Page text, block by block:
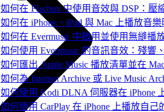
如何在 Flacbox 中使用音效與 DSP：壓
如何在 iPhone、iPad 與 Mac 上播放音
如何在 Evermusic 中啟用並使用無縫播
如何使用 Evermusic 的音訊音效：殘
如何匯出 Apple Music 播放清單並在
如何為 Internet Archive 或 Live Music
如何使用 Kodi DLNA 伺服器在 iPhone
如何使用 CarPlay 在 iPhone 上播放自己